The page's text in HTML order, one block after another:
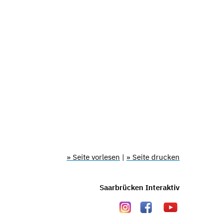
» Seite vorlesen | » Seite drucken
Saarbrücken Interaktiv